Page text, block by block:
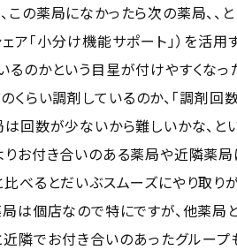
の薬局になかったら次の薬局、、と
ェア「小分け機能サポート」）を活
るのかという目星が付けやすくなっ
くらい調剤しているのか、「調剤回
は回数が少ないから難しいかな、と
りお付き合いのある薬局や近隣薬
べるとだいぶスムーズにやり取り
局は個店なので特にですが、他薬局
近隣でお付き合いのあったグループ